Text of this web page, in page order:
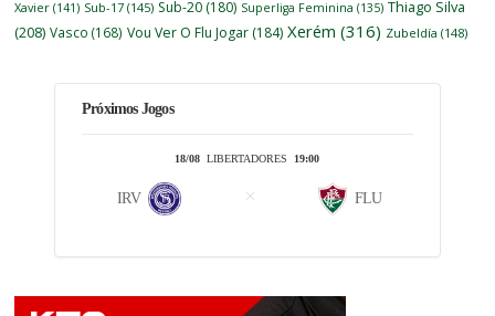
Xavier (141) Sub-17 (145) Sub-20 (180) Superliga Feminina (135) Thiago Silva
(208) Vasco (168) Vou Ver O Flu Jogar (184) Xerém (316) Zubeldía (148)
Próximos Jogos
18/08 LIBERTADORES 19:00
IRV FLU